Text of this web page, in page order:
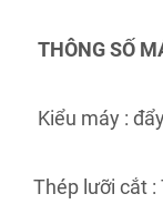
THÔNG SỐ
Kiểu máy :
Thép lưỡi cắt :